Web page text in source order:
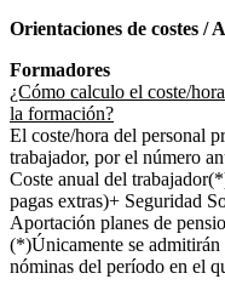
Orientaciones de costes /
Formadores
¿Cómo calculo el coste/
la formación?
El coste/hora del personal
trabajador, por el número
Coste anual del
pagas extras)+ Seguridad
Aportación planes de
(*)Únicamente se
nóminas del período en el